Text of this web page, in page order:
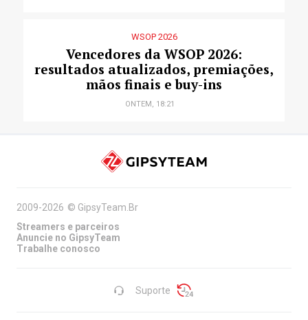
WSOP 2026
Vencedores da WSOP 2026:
resultados atualizados, premiações,
mãos finais e buy-ins
ONTEM, 18:21
Suporte
2009-2026 © GipsyTeam.Br
Streamers e parceiros
Anuncie no GipsyTeam
Trabalhe conosco